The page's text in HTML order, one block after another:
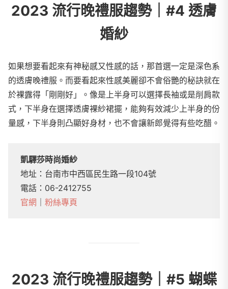
2023 流行晚禮服趨勢｜#4 透膚
婚紗
如果想要看起來有神秘感又性感的話，那首選一定是深色系
的透膚晚禮服。而要看起來性感美麗卻不會俗艷的秘訣就在
於裸露得「剛剛好」。像是上半身可以選擇長袖或是削肩款
式，下半身在選擇透膚裸紗裙擺，能夠有效減少上半身的份
量感，下半身則凸顯好身材，也不會讓新郎覺得有些吃醋。
凱驛莎時尚婚紗
地址：台南市中西區民生路一段104號
電話：06-2412755
官網
粉絲專頁
2023 流行晚禮服趨勢｜#5 蝴蝶